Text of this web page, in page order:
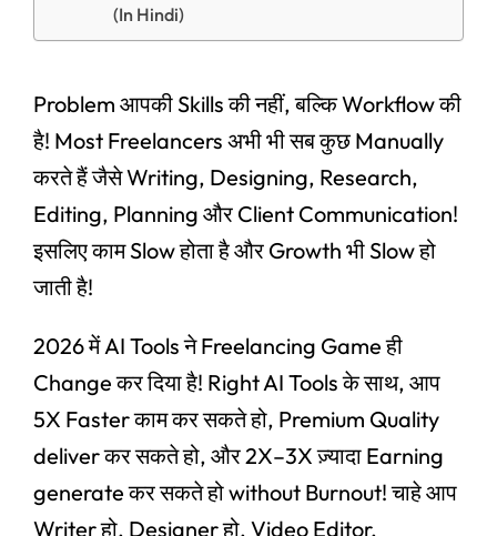
(In Hindi)
Problem आपकी Skills की नहीं, बल्कि Workflow की
है! Most Freelancers अभी भी सब कुछ Manually
करते हैं जैसे Writing, Designing, Research,
Editing, Planning और Client Communication!
इसलिए काम Slow होता है और Growth भी Slow हो
जाती है!
2026 में AI Tools ने Freelancing Game ही
Change कर दिया है! Right AI Tools के साथ, आप
5X Faster काम कर सकते हो, Premium Quality
deliver कर सकते हो, और 2X–3X ज़्यादा Earning
generate कर सकते हो without Burnout! चाहे आप
Writer हो, Designer हो, Video Editor,